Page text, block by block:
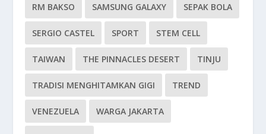
RM BAKSO SAMSUNG GALAXY SEPAK BOLA
SERGIO CASTEL SPORT STEM CELL
TAIWAN THE PINNACLES DESERT TINJU
TRADISI MENGHITAMKAN GIGI TREND
VENEZUELA WARGA JAKARTA